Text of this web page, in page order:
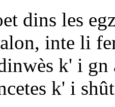
dins les
inte li
k' i
k' i